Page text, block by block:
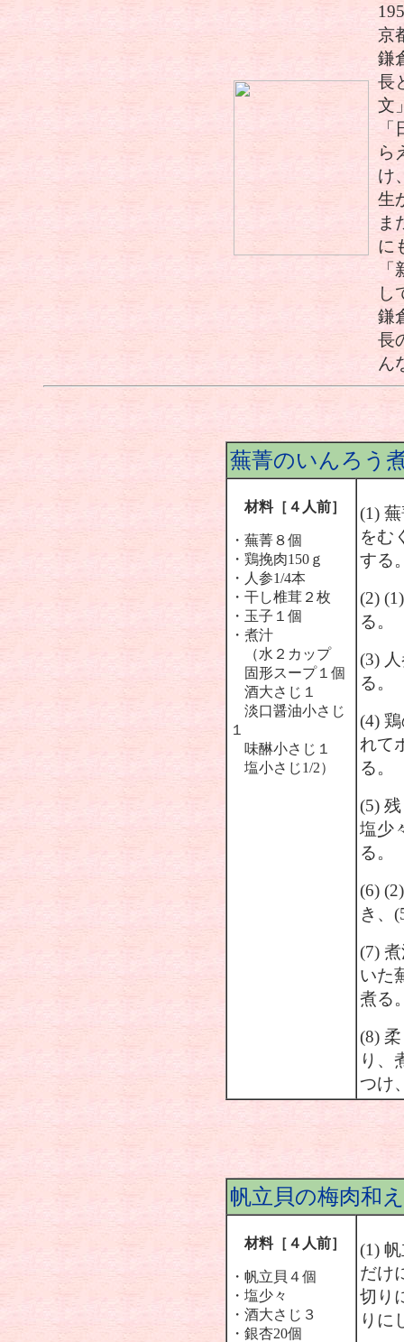
京
鎌
長
文
「
ら
け
生
ま
に
し
鎌
長
ん
蕪菁のいんろう
材料［４人前］
・蕪菁８個
・鶏挽肉150ｇ
・人参1/4本
・干し椎茸２枚
・玉子１個
・煮汁
（水２カップ
固形スープ１個
酒大さじ１
淡口醤油小さじ
１
味醂小さじ１
塩小さじ1/2）
(1)
をむ
する
(2)
る。
(3)
る。
(4)
れて
る。
(5)
塩少
る。
(6)
き、
(7)
いた
煮る
(8)
り、
つけ
帆立貝の梅肉和え
材料［４人前］
・帆立貝４個
・塩少々
・酒大さじ３
・銀杏20個
(1)
だけ
切り
りに